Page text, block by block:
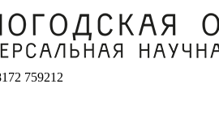
759212